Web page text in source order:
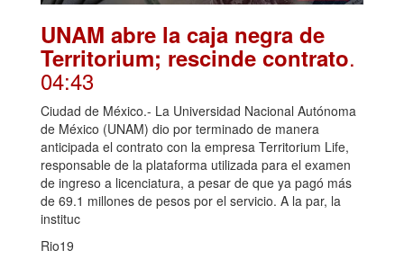
UNAM abre la caja negra de
Territorium; rescinde contrato.
04:43
Ciudad de México.- La Universidad Nacional Autónoma
de México (UNAM) dio por terminado de manera
anticipada el contrato con la empresa Territorium Life,
responsable de la plataforma utilizada para el examen
de ingreso a licenciatura, a pesar de que ya pagó más
de 69.1 millones de pesos por el servicio. A la par, la
instituc
Rio19